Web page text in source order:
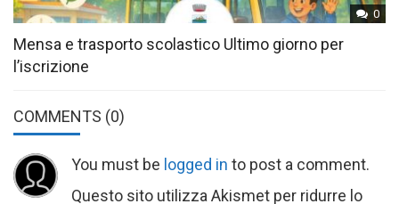
0
Mensa e trasporto scolastico Ultimo giorno per
l’iscrizione
COMMENTS (0)
You must be logged in to post a comment.
Questo sito utilizza Akismet per ridurre lo